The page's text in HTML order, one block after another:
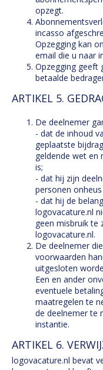
opzegt.
incasso
Opzegging kan
email die u naar
Opzegging geeft
betaalde
ARTIKEL 5.
De deelnemer
- dat de inhoud
geplaatste
geldende wet en
is;
- dat hij zijn
personen
- dat hij de
logovacature.nl
geen misbruik te
logovacature.nl.
De deelnemer
voorwaarden
uitgesloten
Een en ander
eventuele
maatregelen te
de deelnemer te
instantie.
ARTIKEL 6.
logovacature.nl bevat